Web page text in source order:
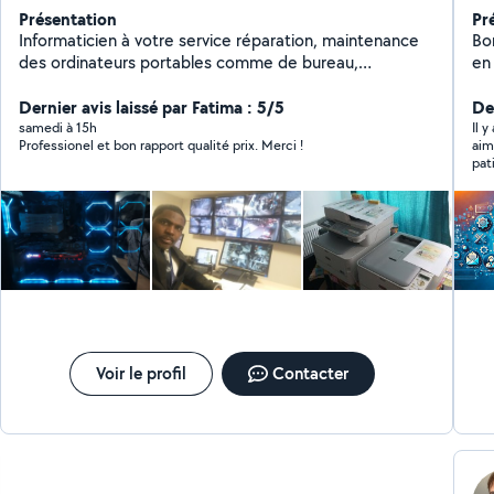
Présentation
Informaticien à votre service réparation, maintenance
des ordinateurs portables comme de bureau,
de la vidéosurveillance et bien d'autres. Le conseil lors
de l'achat de votre matériel Informatique.
Dernier avis laissé par Fatima : 5/5
samedi à 15h
Professionel et bon rapport qualité prix. Merci !
Voir le profil Contacter
et
Il y